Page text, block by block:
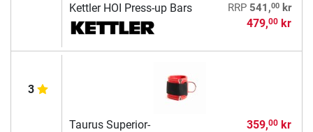
Kettler HOI Press-up Bars RRP 541,00kr
479,00kr
3
Taurus Superior-
359,00kr